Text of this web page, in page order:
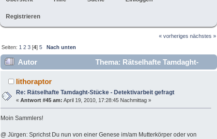
Registrieren
« vorheriges nächstes »
Seiten: 1 2 3 [4]5 Nach unten
Autor
Thema: Rätselhafte Tamdaght-
Stücke - Detektivarbeit gefragt (Gelesen 20210 mal)
lithoraptor
Re: Rätselhafte Tamdaght-Stücke - Detektivarbeit gefragt
«Antwort #45 am: April 19, 2010, 17:28:45 Nachmittag »
Moin Sammlers!
@ Jürgen: Sprichst Du nun von einer Genese im/am Mutterkörper oder von